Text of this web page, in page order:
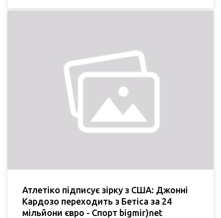
Атлетіко підписує зірку з США: Джонні
Кардозо переходить з Бетіса за 24
мільйони євро - Спорт bigmir)net